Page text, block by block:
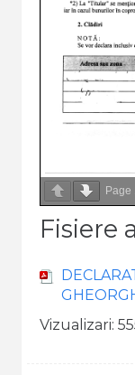
Page
Fisiere
Vizualizari: